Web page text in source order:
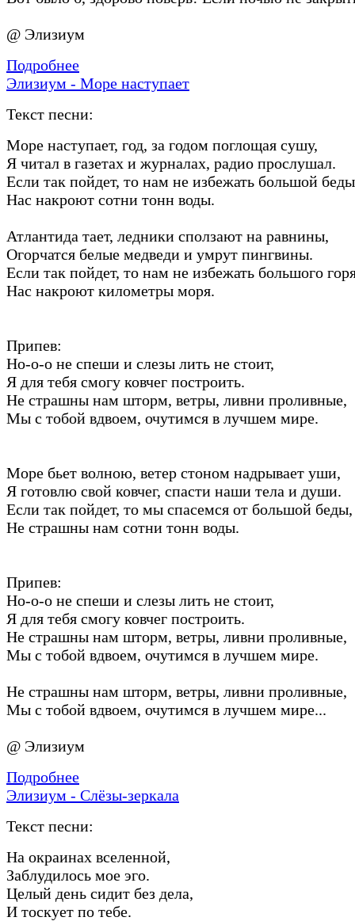
@ Элизиум
Подробнее
Элизиум - Море наступает
Текст песни:
Море наступает, год, за годом поглощая сушу,
Я читал в газетах и журналах, радио прослушал.
Если так пойдет, то нам не избежать большой
Нас накроют сотни тонн воды.
Атлантида тает, ледники сползают на равнины,
Огорчатся белые медведи и умрут пингвины.
Если так пойдет, то нам не избежать большого
Нас накроют километры моря.
Припев:
Но-о-о не спеши и слезы лить не стоит,
Я для тебя смогу ковчег построить.
Не страшны нам шторм, ветры, ливни проливные,
Мы с тобой вдвоем, очутимся в лучшем мире.
Море бьет волною, ветер стоном надрывает уши,
Я готовлю свой ковчег, спасти наши тела и души.
Если так пойдет, то мы спасемся от большой беды,
Не страшны нам сотни тонн воды.
Припев:
Но-о-о не спеши и слезы лить не стоит,
Я для тебя смогу ковчег построить.
Не страшны нам шторм, ветры, ливни проливные,
Мы с тобой вдвоем, очутимся в лучшем мире.
Не страшны нам шторм, ветры, ливни проливные,
Мы с тобой вдвоем, очутимся в лучшем мире...
@ Элизиум
Подробнее
Элизиум - Слёзы-зеркала
Текст песни:
На окраинах вселенной,
Заблудилось мое эго.
Целый день сидит без дела,
И тоскует по тебе.